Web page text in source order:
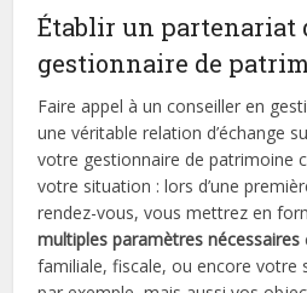
Établir un partenariat
gestionnaire de
Faire appel à un conseiller en
une véritable relation d’échange
votre gestionnaire de patrimoine
votre situation : lors d’une
rendez-vous, vous mettrez en
multiples paramètres nécessaires
familiale, fiscale, ou encore votre